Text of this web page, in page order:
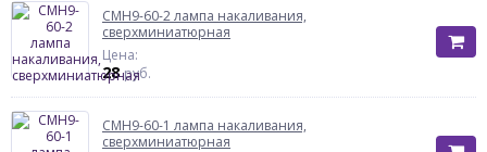
СМН9-60-2 лампа накаливания,
сверхминиатюрная
Цена:
28руб.
СМН9-60-1 лампа накаливания,
сверхминиатюрная